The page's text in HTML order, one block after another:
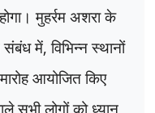
मुहर्रम अशरा के
संबंध में,विभिन्न स्थानों
आयोजित किए